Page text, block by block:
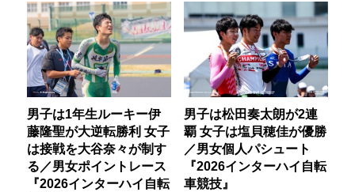
男子は1年生ルーキー伊
藤隆聖が大逆転勝利 女子
は接戦を大谷奈々が制す
る／男女ポイントレース
『2026インターハイ自転
男子は松田奏太朗が2連
覇 女子は塩貝穂佳が優勝
／男女個人パシュート
『2026インターハイ自転
車競技』